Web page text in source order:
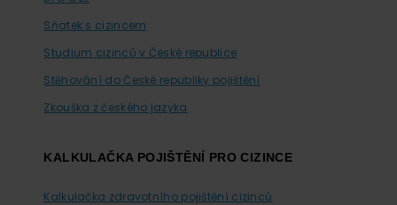
Sňatek s cizincem
Studium cizinců v České republice
Stěhování do České republiky pojištění
Zkouška z českého jazyka
KALKULAČKA POJIŠTĚNÍ PRO CIZINCE
Kalkulačka zdravotního pojištění cizinců